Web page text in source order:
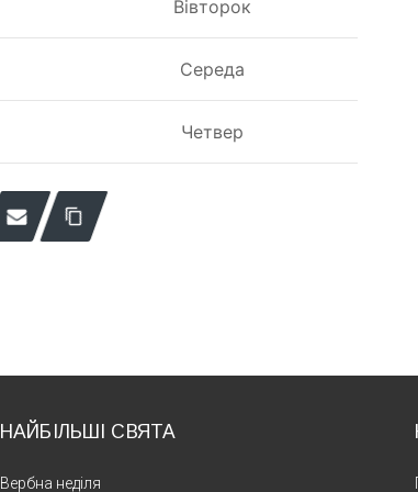
Вівторок
Середа
Четвер
НАЙБІЛЬШІ СВЯТА
Вербна неділя